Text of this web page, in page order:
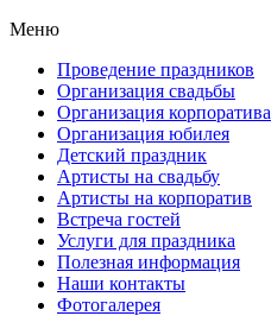
Меню
Проведение праздников
Организация свадьбы
Организация корпоратива
Организация юбилея
Детский праздник
Артисты на свадьбу
Артисты на корпоратив
Встреча гостей
Услуги для праздника
Полезная информация
Наши контакты
Фотогалерея